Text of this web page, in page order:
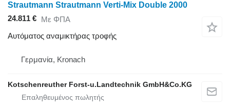
Strautmann Strautmann Verti-Mix Double 2000
24.811 € Με ΦΠΑ
Αυτόματος αναμικτήρας τροφής
Γερμανία, Kronach
Kotschenreuther Forst-u.Landtechnik GmbH&Co.KG